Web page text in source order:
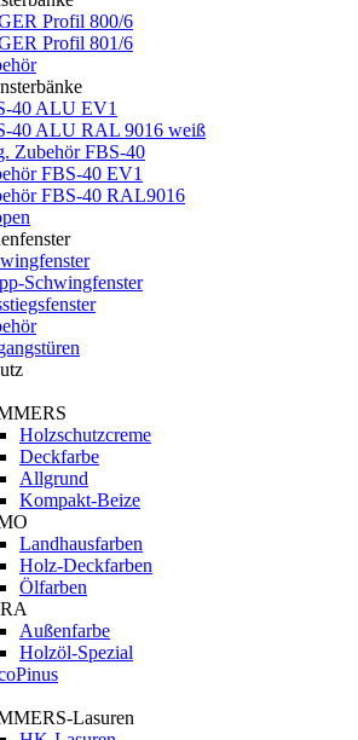
Profil 800/6
Profil 801/6
40 ALU EV1
40 ALU RAL 9016 weiß
Zubehör FBS-40
FBS-40 EV1
FBS-40 RAL9016
Schwingfenster
Holzschutzcreme
Deckfarbe
Allgrund
Kompakt-Beize
Landhausfarben
Holz-Deckfarben
Ölfarben
Außenfarbe
Holzöl-Spezial
Lasuren